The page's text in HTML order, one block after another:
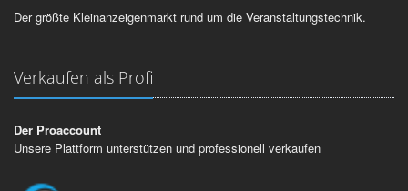
Der größte Kleinanzeigenmarkt rund um die Veranstaltungstechnik.
Verkaufen als Profi
Der Proaccount
Unsere Plattform unterstützen und professionell verkaufen